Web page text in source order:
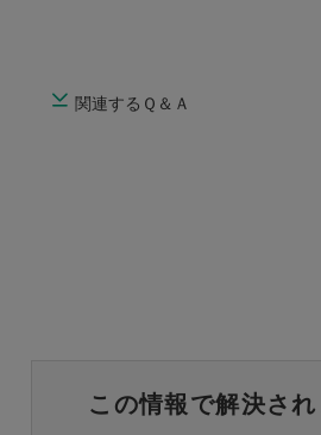
関連するＱ＆Ａ
この情報で解決され